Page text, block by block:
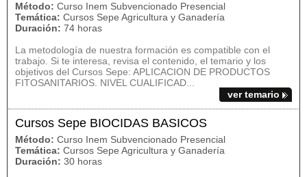
Método: Curso Inem Subvencionado Presencial
Temática: Cursos Sepe Agricultura y Ganadería
Duración: 74 horas
La metodología de nuestra formación es compatible con el
trabajo. Si te interesa, revisa el contenido, el temario y los
objetivos del Cursos Sepe: APLICACION DE PRODUCTOS
FITOSANITARIOS. NIVEL CUALIFICAD...
ver temario
Cursos Sepe BIOCIDAS BASICOS
Método: Curso Inem Subvencionado Presencial
Temática: Cursos Sepe Agricultura y Ganadería
Duración: 30 horas